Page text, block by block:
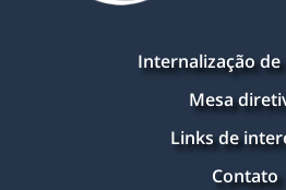
Internalização
Mesa
Links de
Contato